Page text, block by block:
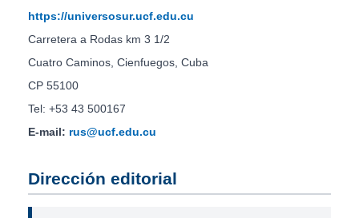
https://universosur.ucf.edu.cu
Carretera a Rodas km 3 1/2
Cuatro Caminos, Cienfuegos, Cuba
CP 55100
Tel: +53 43 500167
E-mail: rus@ucf.edu.cu
Dirección editorial